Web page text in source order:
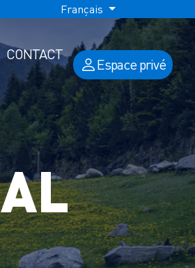
Français
CONTACT
Espace privé